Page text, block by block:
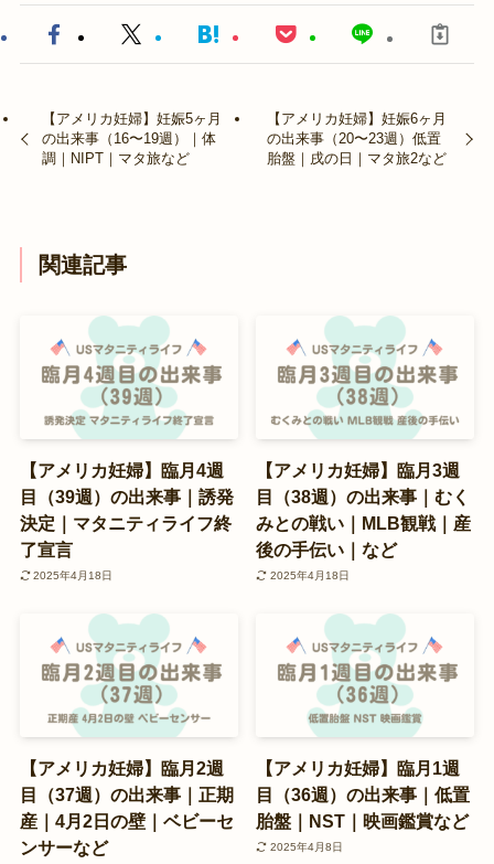
【アメリカ妊婦】妊娠5ヶ月
の出来事（16〜19週）｜体
調｜NIPT｜マタ旅など
【アメリカ妊婦】妊娠6ヶ月
の出来事（20〜23週）低置
胎盤｜戌の日｜マタ旅2など
関連記事
【アメリカ妊婦】臨月4週
目（39週）の出来事｜誘発
決定｜マタニティライフ終
了宣言
2025年4月18日
【アメリカ妊婦】臨月3週
目（38週）の出来事｜むく
みとの戦い｜MLB観戦｜産
後の手伝い｜など
2025年4月18日
【アメリカ妊婦】臨月2週
目（37週）の出来事｜正期
産｜4月2日の壁｜ベビーセ
ンサーなど
【アメリカ妊婦】臨月1週
目（36週）の出来事｜低置
胎盤｜NST｜映画鑑賞など
2025年4月8日